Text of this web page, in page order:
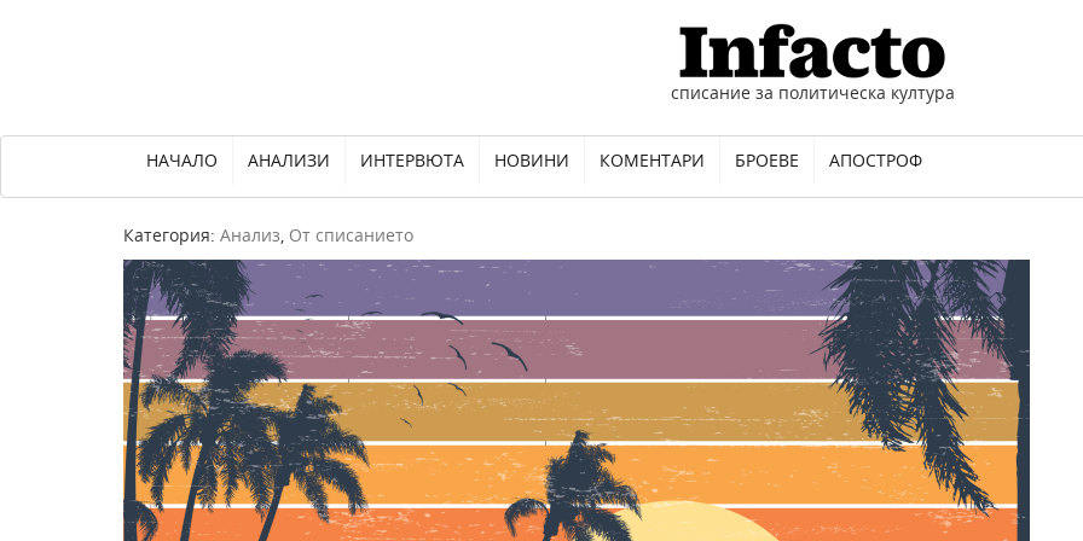
списание за политическа култура
НАЧАЛО АНАЛИЗИ ИНТЕРВЮТА НОВИНИ КОМЕНТАРИ БРОЕВЕ АПОСТРОФ
Категория: Анализ, От списанието